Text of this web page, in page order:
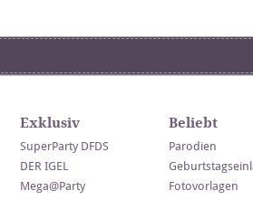
Exklusiv
SuperParty DFDS
DER IGEL
Mega@Party
Beliebt
Parodien
Fotovorlagen